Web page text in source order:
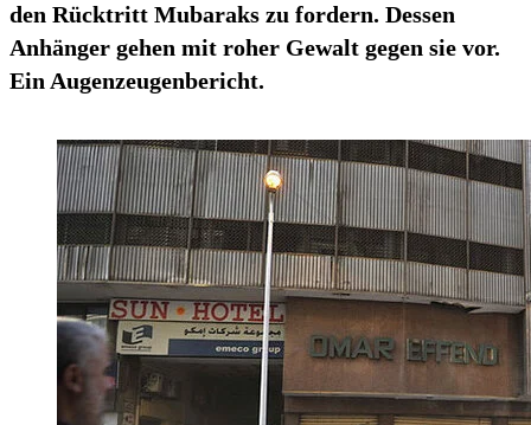
den Rücktritt Mubaraks zu fordern. Dessen
Anhänger gehen mit roher Gewalt gegen sie vor.
Ein Augenzeugenbericht.